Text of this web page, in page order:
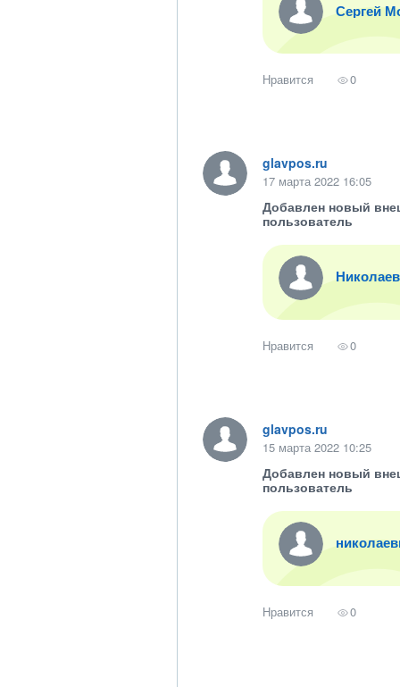
Сергей
Нравится 0
glavpos.ru
17 марта 2022 16:05
Добавлен новый
пользователь
Нравится 0
glavpos.ru
15 марта 2022 10:25
Добавлен новый
пользователь
Нравится 0